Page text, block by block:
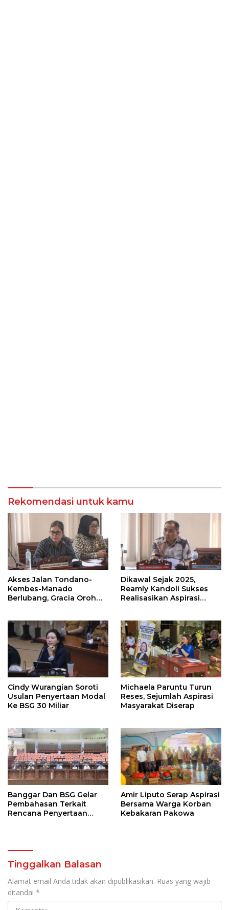
Rekomendasi untuk kamu
Akses Jalan Tondano-
Kembes-Manado
Berlubang, Gracia Oroh
Dikawal Sejak 2025,
Reamly Kandoli Sukses
Realisasikan Aspirasi
Tahun Depan
Cindy Wurangian Soroti
Usulan Penyertaan Modal
Ke BSG 30 Miliar
Michaela Paruntu Turun
Reses, Sejumlah Aspirasi
Masyarakat Diserap
Banggar Dan BSG Gelar
Pembahasan Terkait
Rencana Penyertaan
Amir Liputo Serap Aspirasi
Bersama Warga Korban
Kebakaran Pakowa
Tinggalkan Balasan
Alamat email Anda tidak akan dipublikasikan. Ruas yang wajib
ditandai *